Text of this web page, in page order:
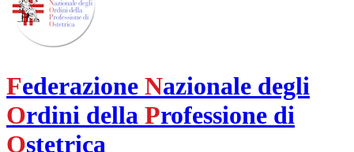
Federazione Nazionale degli
Ordini della Professione di
Ostetrica